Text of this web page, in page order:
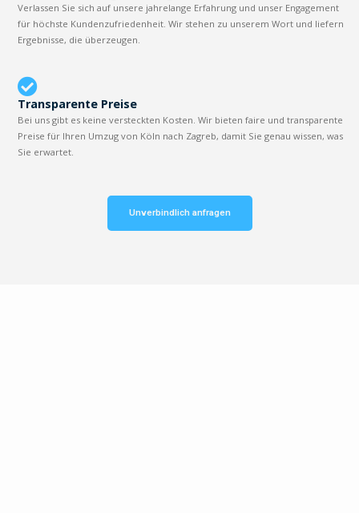
Verlassen Sie sich auf unsere jahrelange Erfahrung und unser Engagement
für höchste Kundenzufriedenheit. Wir stehen zu unserem Wort und liefern
Ergebnisse, die überzeugen.
Transparente Preise
Bei uns gibt es keine versteckten Kosten. Wir bieten faire und transparente
Preise für Ihren Umzug von Köln nach Zagreb, damit Sie genau wissen, was
Sie erwartet.
Unverbindlich anfragen